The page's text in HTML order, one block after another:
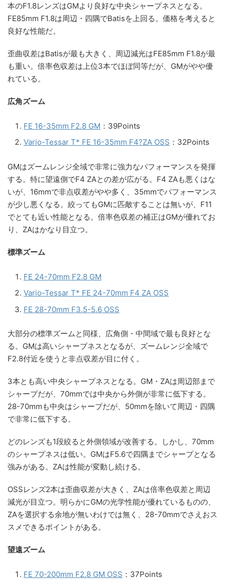
本のF1.8レンズはGMより良好な中央シャープネスとなる。
FE85mm F1.8は周辺・四隅でBatisを上回る。価格を考えると
良好な性能だ。
歪曲収差はBatisが最も大きく、周辺減光はFE85mm F1.8が最
も重い。倍率色収差は上位3本でほぼ同等だが、GMがやや優
れている。
広角ズーム
FE 16-35mm F2.8 GM ：39Points
Vario-Tessar T* FE 16-35mm F4?ZA OSS ：32Points
GMはズームレンジ全域で非常に強力なパフォーマンスを発揮
する。特に望遠側でF4 ZAとの差が広がる。F4 ZAも悪くはな
いが、16mmで非点収差がやや多く、35mmでパフォーマンス
が少し悪くなる。絞ってもGMに匹敵することは無いが、F11
でとても近い性能となる。倍率色収差の補正はGMが優れてお
り、ZAはかなり目立つ。
標準ズーム
FE 24-70mm F2.8 GM
Vario-Tessar T* FE 24-70mm F4 ZA OSS
FE 28-70mm F3.5-5.6 OSS
大部分の標準ズームと同様、広角側・中間域で最も良好とな
る。GMは高いシャープネスとなるが、ズームレンジ全域で
F2.8付近を使うと非点収差が目に付く。
3本とも高い中央シャープネスとなる。GM・ZAは周辺部まで
シャープだが、70mmでは中央から外側が非常に低下する。
28-70mmも中央はシャープだが、50mmを除いて周辺・四隅
で非常に低下する。
どのレンズも1段絞ると外側領域が改善する。しかし、70mm
のシャープネスは低い。GMはF5.6で四隅までシャープとなる
強みがある。ZAは性能が変動し続ける。
OSSレンズ2本は歪曲収差が大きく、ZAは倍率色収差と周辺
減光が目立つ。明らかにGMの光学性能が優れているものの、
ZAを選択する余地が無いわけでは無く、28-70mmでさえおス
スメできるポイントがある。
望遠ズーム
FE 70-200mm F2.8 GM OSS ：37Points